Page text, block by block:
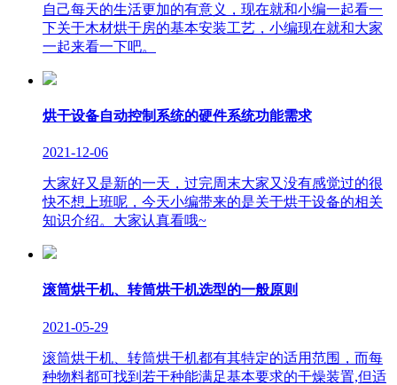
自己每天的生活更加的有意义，现在就和小编一起看一
下关于木材烘干房的基本安装工艺，小编现在就和大家
一起来看一下吧。
烘干设备自动控制系统的硬件系统功能需求
2021-12-06
大家好又是新的一天，过完周末大家又没有感觉过的很
快不想上班呢，今天小编带来的是关于烘干设备的相关
知识介绍。大家认真看哦~
滚筒烘干机、转筒烘干机选型的一般原则
2021-05-29
滚筒烘干机、转筒烘干机都有其特定的适用范围，而每
种物料都可找到若干种能满足基本要求的干燥装置,但适